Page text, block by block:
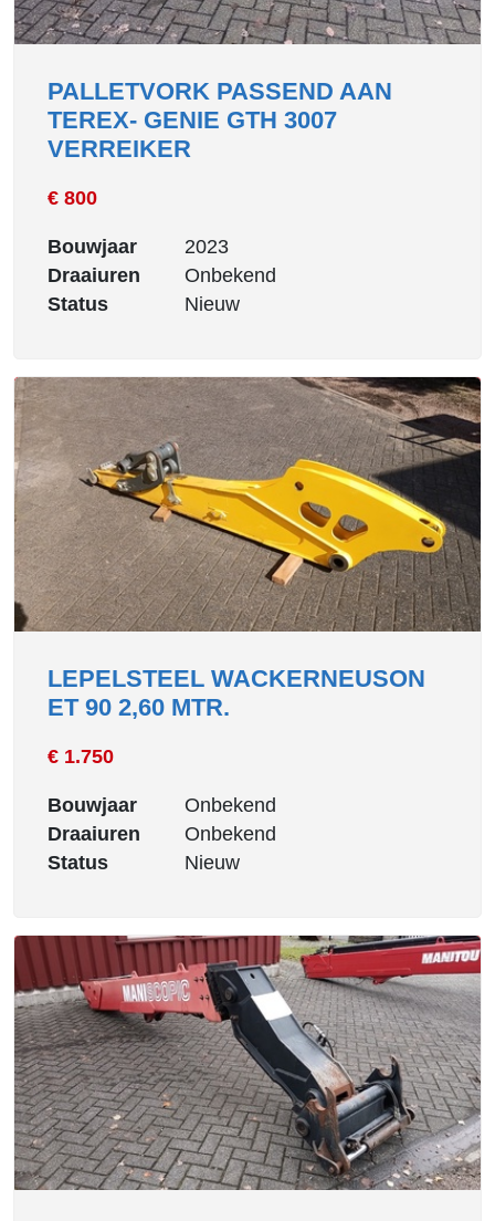
PALLETVORK PASSEND AAN
TEREX- GENIE GTH 3007
VERREIKER
€ 800
Bouwjaar
2023
Draaiuren
Onbekend
Status
Nieuw
LEPELSTEEL WACKERNEUSON
ET 90 2,60 MTR.
€ 1.750
Bouwjaar
Onbekend
Draaiuren
Onbekend
Status
Nieuw